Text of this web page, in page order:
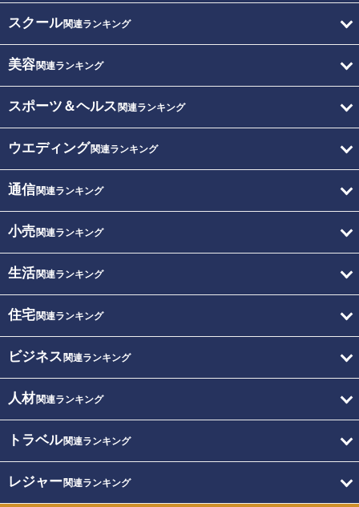
スクール関連ランキング
美容関連ランキング
スポーツ＆ヘルス 関連ランキング
ウエディング関連ランキング
通信関連ランキング
小売関連ランキング
生活関連ランキング
住宅関連ランキング
ビジネス 関連ランキング
人材関連ランキング
トラベル関連ランキング
レジャー関連ランキング